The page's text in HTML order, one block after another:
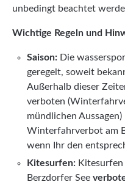
unbedingt beachtet
Wichtige Regeln und
Saison: Die
geregelt, soweit
Außerhalb dieser
verboten
mündlichen
Winterfahrverbot am
wenn Ihr den
Kitesurfen: Kitesurfen
Berzdorfer See